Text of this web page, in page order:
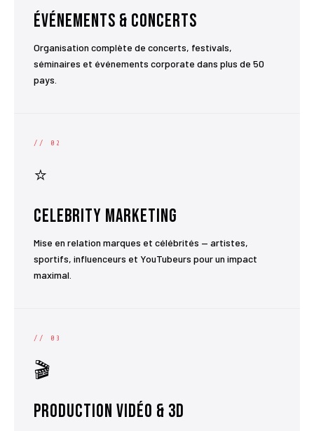
Événements & Concerts
Organisation complète de concerts, festivals,
séminaires et événements corporate dans plus de 50
pays.
// 02
⭐
Celebrity Marketing
Mise en relation marques et célébrités — artistes,
sportifs, influenceurs et YouTubeurs pour un impact
maximal.
// 03
🎬
Production Vidéo & 3D